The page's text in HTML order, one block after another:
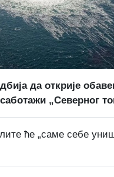
да открије
„Северног
ће „саме себе